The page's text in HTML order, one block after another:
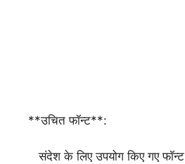
**उचित फॉन्ट**:
संदेश के लिए उपयोग किए गए